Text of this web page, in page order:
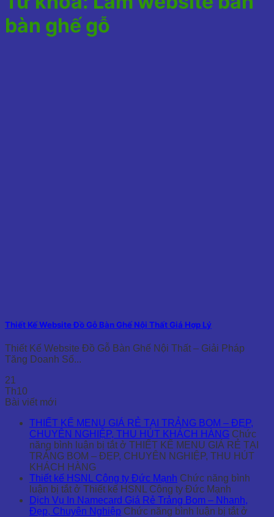
bàn ghế gỗ
Thiết Kế Website Đồ Gỗ Bàn Ghế Nội Thất Giá Hợp Lý
Thiết Kế Website Đồ Gỗ Bàn Ghế Nội Thất – Giải Pháp
Tăng Doanh Số...
21
Th10
Bài viết mới
THIẾT KẾ MENU GIÁ RẺ TẠI TRẢNG BOM – ĐẸP,
CHUYÊN NGHIỆP, THU HÚT KHÁCH HÀNG Chức
năng bình luận bị tắt ở THIẾT KẾ MENU GIÁ RẺ TẠI
TRẢNG BOM – ĐẸP, CHUYÊN NGHIỆP, THU HÚT
KHÁCH HÀNG
Thiết kế HSNL Công ty Đức Mạnh Chức năng bình
luận bị tắt ở Thiết kế HSNL Công ty Đức Mạnh
Dịch Vụ In Namecard Giá Rẻ Trảng Bom – Nhanh,
Đẹp, Chuyên Nghiệp Chức năng bình luận bị tắt ở